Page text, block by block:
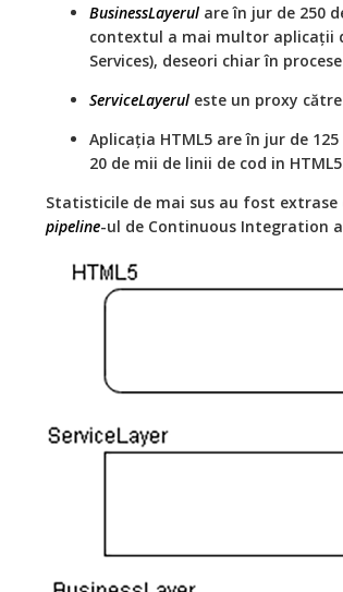
BusinessLayerul are în jur de 250
contextul a mai multor aplicaţii
Services), deseori chiar în
ServiceLayerul este un proxy către
Aplicaţia HTML5 are în jur de
20 de mii de linii de cod in
Statisticile de mai sus au fost
pipeline-ul de Continuous Integration